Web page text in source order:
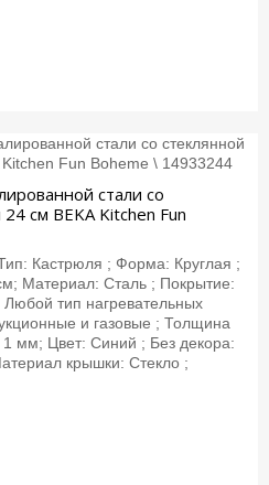
стали со
см BEKA Kitchen Fun
Кастрюля ; Форма: Круглая ;
Материал: Сталь ; Покрытие:
тип нагревательных
и газовые ; Толщина
мм; Цвет: Синий ; Без декора:
крышки: Стекло ;